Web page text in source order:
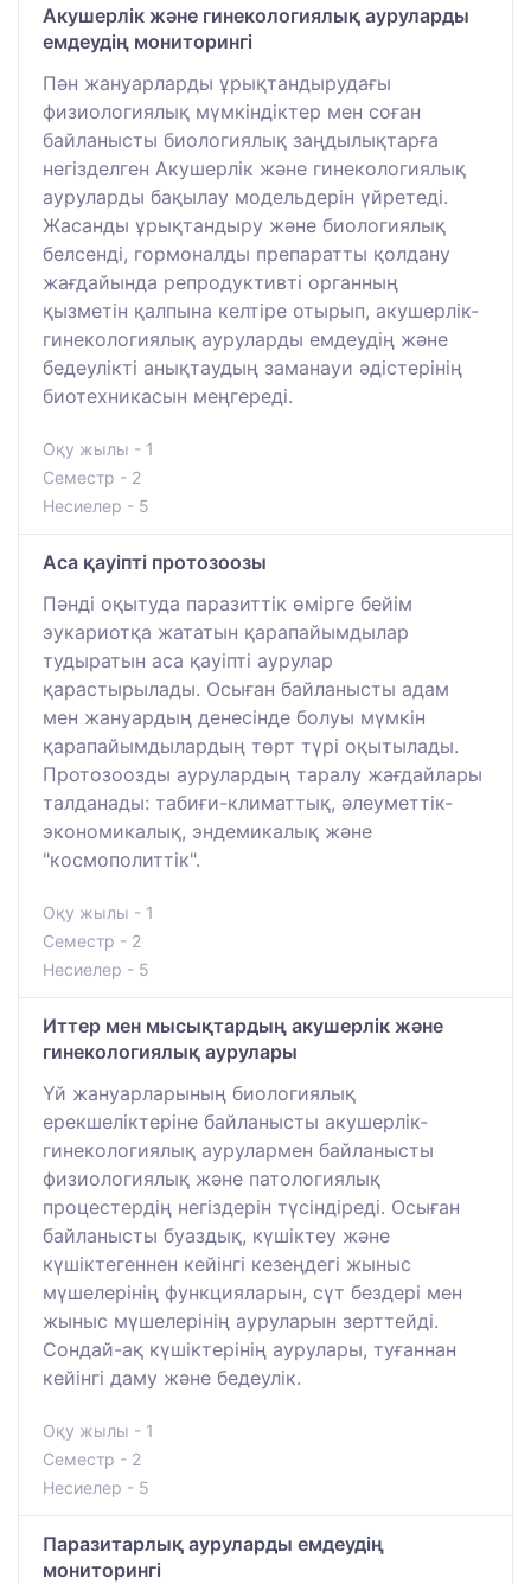
Акушерлік және гинекологиялық ауруларды
емдеудің мониторингі
Пән жануарларды ұрықтандырудағы
физиологиялық мүмкіндіктер мен соған
байланысты биологиялық заңдылықтарға
негізделген Акушерлік және гинекологиялық
ауруларды бақылау модельдерін үйретеді.
Жасанды ұрықтандыру және биологиялық
белсенді, гормоналды препаратты қолдану
жағдайында репродуктивті органның
қызметін қалпына келтіре отырып, акушерлік-
гинекологиялық ауруларды емдеудің және
бедеулікті анықтаудың заманауи әдістерінің
биотехникасын меңгереді.
Оқу жылы - 1
Семестр - 2
Несиелер - 5
Аса қауіпті протозоозы
Пәнді оқытуда паразиттік өмірге бейім
эукариотқа жататын қарапайымдылар
тудыратын аса қауіпті аурулар
қарастырылады. Осыған байланысты адам
мен жануардың денесінде болуы мүмкін
қарапайымдылардың төрт түрі оқытылады.
Протозоозды аурулардың таралу жағдайлары
талданады: табиғи-климаттық, әлеуметтік-
экономикалық, эндемикалық және
"космополиттік".
Оқу жылы - 1
Семестр - 2
Несиелер - 5
Иттер мен мысықтардың акушерлік және
гинекологиялық аурулары
Үй жануарларының биологиялық
ерекшеліктеріне байланысты акушерлік-
гинекологиялық аурулармен байланысты
физиологиялық және патологиялық
процестердің негіздерін түсіндіреді. Осыған
байланысты буаздық, күшіктеу және
күшіктегеннен кейінгі кезеңдегі жыныс
мүшелерінің функцияларын, сүт бездері мен
жыныс мүшелерінің ауруларын зерттейді.
Сондай-ақ күшіктерінің аурулары, туғаннан
кейінгі даму және бедеулік.
Оқу жылы - 1
Семестр - 2
Несиелер - 5
Паразитарлық ауруларды емдеудің
мониторингі